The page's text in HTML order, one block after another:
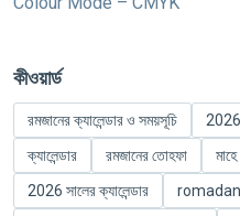
কীওয়ার্ড
রমজানের ক্যালেন্ডার ও সময়সূচি 2026
ক্যালেন্ডার
রমজানের তোহফা
2026 সালের ক্যালেন্ডার